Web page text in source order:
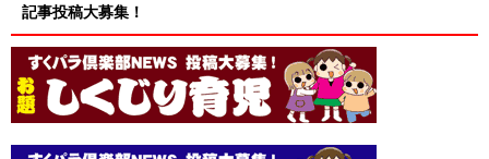
記事投稿大募集！